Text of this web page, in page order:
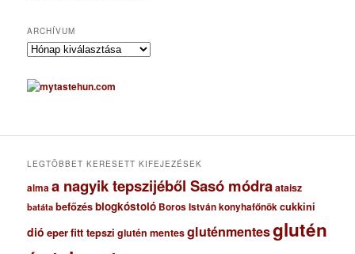
ARCHÍVUM
A
c
h
u
LEGTÖBBET KERESETT KIFEJEZÉSEK
almaa nagyik tepszijéből Sasó módraataisz
batáta befőzésblogkóstoló Boros István konyhafőnökcukkini
dió eperfitt tepszi glutén mentesgluténmentesglutén